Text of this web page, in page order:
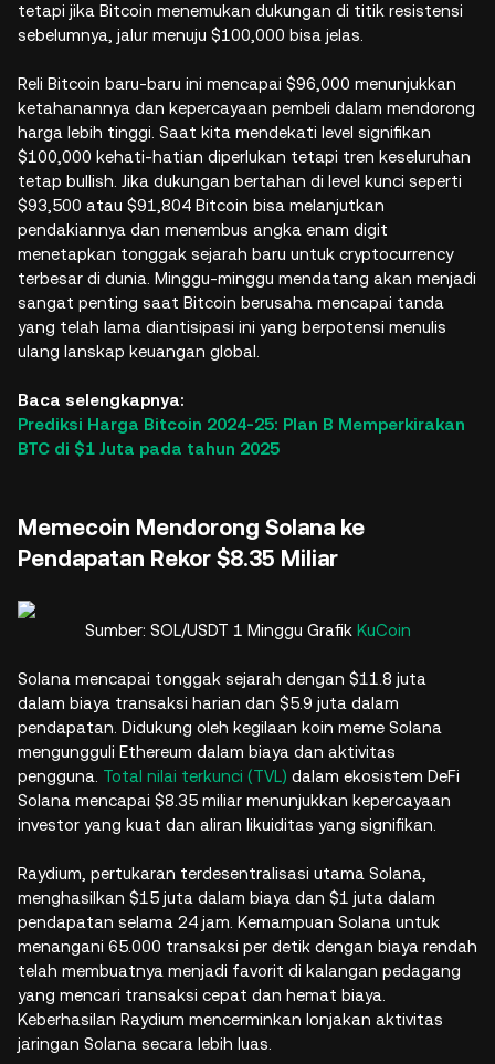
tetapi jika Bitcoin menemukan dukungan di titik resistensi
sebelumnya, jalur menuju $100,000 bisa jelas.
Reli Bitcoin baru-baru ini mencapai $96,000 menunjukkan
ketahanannya dan kepercayaan pembeli dalam mendorong
harga lebih tinggi. Saat kita mendekati level signifikan
$100,000 kehati-hatian diperlukan tetapi tren keseluruhan
tetap bullish. Jika dukungan bertahan di level kunci seperti
$93,500 atau $91,804 Bitcoin bisa melanjutkan
pendakiannya dan menembus angka enam digit
menetapkan tonggak sejarah baru untuk cryptocurrency
terbesar di dunia. Minggu-minggu mendatang akan menjadi
sangat penting saat Bitcoin berusaha mencapai tanda
yang telah lama diantisipasi ini yang berpotensi menulis
ulang lanskap keuangan global.
Baca selengkapnya:
Prediksi Harga Bitcoin 2024-25: Plan B Memperkirakan
BTC di $1 Juta pada tahun 2025
Memecoin Mendorong Solana ke
Pendapatan Rekor $8.35 Miliar
Sumber: SOL/USDT 1 Minggu Grafik KuCoin
Solana mencapai tonggak sejarah dengan $11.8 juta
dalam biaya transaksi harian dan $5.9 juta dalam
pendapatan. Didukung oleh kegilaan koin meme Solana
mengungguli Ethereum dalam biaya dan aktivitas
pengguna. Total nilai terkunci (TVL) dalam ekosistem DeFi
Solana mencapai $8.35 miliar menunjukkan kepercayaan
investor yang kuat dan aliran likuiditas yang signifikan.
Raydium, pertukaran terdesentralisasi utama Solana,
menghasilkan $15 juta dalam biaya dan $1 juta dalam
pendapatan selama 24 jam. Kemampuan Solana untuk
menangani 65.000 transaksi per detik dengan biaya rendah
telah membuatnya menjadi favorit di kalangan pedagang
yang mencari transaksi cepat dan hemat biaya.
Keberhasilan Raydium mencerminkan lonjakan aktivitas
jaringan Solana secara lebih luas.